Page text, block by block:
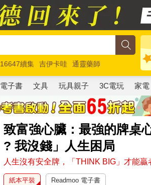
16647續集 吉伊卡哇
通靈藥師
總動員5 超慢跑
電子書 文具 玩具親子 3C電玩 家電
致富強心臟：最強的牌桌
? 我沒錢」人生困局
人生沒有安全牌，「THINK BIG」才能贏
紙本平裝 Readmoo 電子書